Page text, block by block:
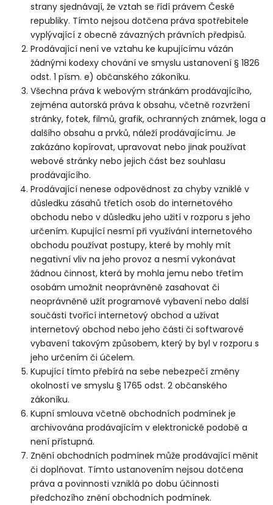
strany sjednávají, že vztah se řídí právem České
republiky. Tímto nejsou dotčena práva spotřebitele
vyplývající z obecně závazných právních předpisů.
Prodávající není ve vztahu ke kupujícímu vázán
žádnými kodexy chování ve smyslu ustanovení § 1826
odst. 1 písm. e) občanského zákoníku.
Všechna práva k webovým stránkám prodávajícího,
zejména autorská práva k obsahu, včetně rozvržení
stránky, fotek, filmů, grafik, ochranných známek, loga a
dalšího obsahu a prvků, náleží prodávajícímu. Je
zakázáno kopírovat, upravovat nebo jinak používat
webové stránky nebo jejich část bez souhlasu
prodávajícího.
Prodávající nenese odpovědnost za chyby vzniklé v
důsledku zásahů třetích osob do internetového
obchodu nebo v důsledku jeho užití v rozporu s jeho
určením. Kupující nesmí při využívání internetového
obchodu používat postupy, které by mohly mít
negativní vliv na jeho provoz a nesmí vykonávat
žádnou činnost, která by mohla jemu nebo třetím
osobám umožnit neoprávněně zasahovat či
neoprávněně užít programové vybavení nebo další
součásti tvořící internetový obchod a užívat
internetový obchod nebo jeho části či softwarové
vybavení takovým způsobem, který by byl v rozporu s
jeho určením či účelem.
Kupující tímto přebírá na sebe nebezpečí změny
okolností ve smyslu § 1765 odst. 2 občanského
zákoníku.
Kupní smlouva včetně obchodních podmínek je
archivována prodávajícím v elektronické podobě a
není přístupná.
Znění obchodních podmínek může prodávající měnit
či doplňovat. Tímto ustanovením nejsou dotčena
práva a povinnosti vzniklá po dobu účinnosti
předchozího znění obchodních podmínek.